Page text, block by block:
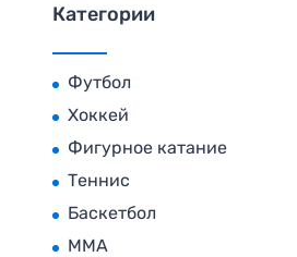
Категории
Футбол
Хоккей
Фигурное катание
Теннис
Баскетбол
MMA